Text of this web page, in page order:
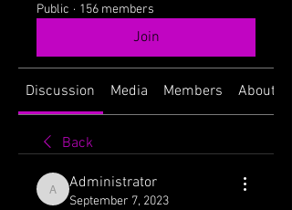
Public · 156 members
Join
Discussion Media Members About
Back
Administrator
Administrator
September 7, 2023